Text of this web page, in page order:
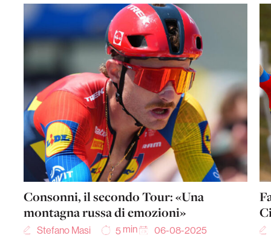
Consonni, il secondo Tour: «Una
montagna russa di emozioni»
Stefano Masi 5 min 06-08-2025